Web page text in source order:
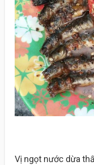
Vị ngọt nước dừa